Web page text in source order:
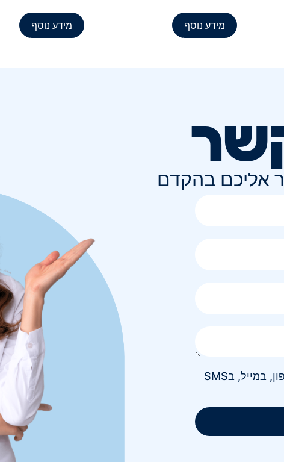
מידע נוסף מידע נוסף
אליכם בהקדם
אני מאשר/ת קבלת חומר פרסומי בטלפון, במייל, בSMS